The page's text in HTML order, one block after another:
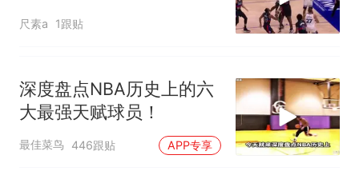
佳球
尺素a 1跟贴
深度盘点NBA历史上的六
大最强天赋球员！
最佳菜鸟 446跟贴 APP专享